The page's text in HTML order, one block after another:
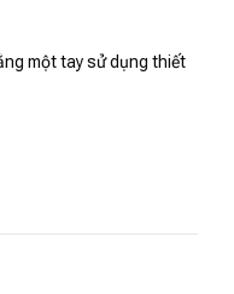
một tay sử dụng thiết